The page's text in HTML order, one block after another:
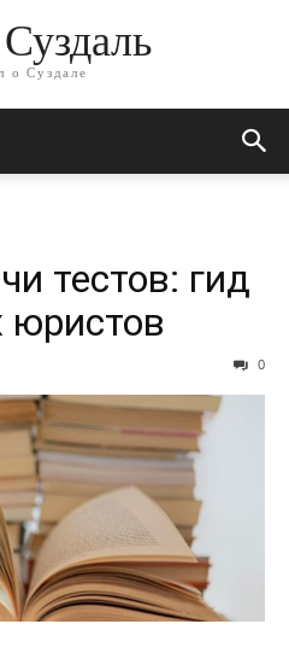
о Суздале
тестов: гид
юристов
0